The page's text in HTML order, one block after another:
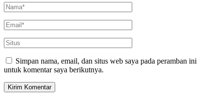
Simpan nama, email, dan situs web saya pada peramban ini
untuk komentar saya berikutnya.